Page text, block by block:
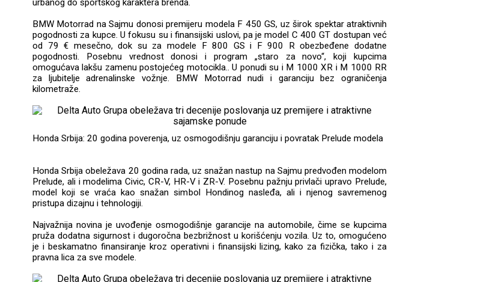
urbanog do sportskog karaktera brenda.
BMW Motorrad na Sajmu donosi premijeru modela F 450 GS, uz širok spektar atraktivnih
pogodnosti za kupce. U fokusu su i finansijski uslovi, pa je model C 400 GT dostupan već
od 79 € mesečno, dok su za modele F 800 GS i F 900 R obezbeđene dodatne
pogodnosti. Posebnu vrednost donosi i program „staro za novo“, koji kupcima
omogućava lakšu zamenu postojećeg motocikla.. U ponudi su i M 1000 XR i M 1000 RR
za ljubitelje adrenalinske vožnje. BMW Motorrad nudi i garanciju bez ograničenja
kilometraže.
Honda Srbija: 20 godina poverenja, uz osmogodišnju garanciju i povratak Prelude modela
Honda Srbija obeležava 20 godina rada, uz snažan nastup na Sajmu predvođen modelom
Prelude, ali i modelima Civic, CR-V, HR-V i ZR-V. Posebnu pažnju privlači upravo Prelude,
model koji se vraća kao snažan simbol Hondinog nasleđa, ali i njenog savremenog
pristupa dizajnu i tehnologiji.
Najvažnija novina je uvođenje osmogodišnje garancije na automobile, čime se kupcima
pruža dodatna sigurnost i dugoročna bezbrižnost u korišćenju vozila. Uz to, omogućeno
je i beskamatno finansiranje kroz operativni i finansijski lizing, kako za fizička, tako i za
pravna lica za sve modele.